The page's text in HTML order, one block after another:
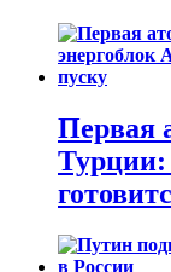
Первая
Турции: